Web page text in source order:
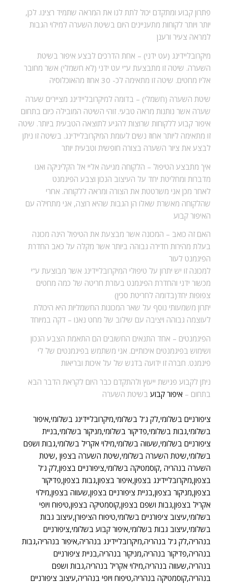
פתרון קבוע ומתקדם יכול לתת לנו את המראה שתמיד רצינו. לכן,
יותר ויותר לקוחות מתעניינים היום בשיטת השערה למילוי הגבות
למראה צעיר ורענן
מיקרובליידינג (עט ידני) – אחת הדרכים לבצע איפור בשיטת
השערה. שיטה זו מתבצעת ע“י עט ידני (לא חשמלי) אשר מחובר
אליו מחטים. שיטה זו מתאימה לכ- 30 אחוז מהאוכלוסיה
שיטת השערה (חשמלי) – בדומה למיקרובליידינג מציירים שערה
שערה אשר נותנות מראה טבעי. זוהי השיטה המובילה כיום בתחום
איפור קבוע ללקוחות שרוצות להגיע לתוצאה הטבעית ביותר. שיטה
זו מתאימה ליותר אחוז נשים לעומת המיקרובליידינג. בשיטה זו ניתן
לבצע את ציור השערה בצורה חופשית וטבעית יותר
איך מתבצע הטיפול – הלקוחה מגיעה אליי אל הקליניקה ואנו
מדברות ומחליטת יחד על העיצוב הנכון וצבע הפיגמנט
לאחר מכן אני משרטטת את הצורה ומראה ללקוחה. אחרי
שהלקוחה מאשרת שאלו הן הגבות שהיא רוצה, אני מתחילה עם
האיפור קבוע
האם זה כואב – המכונה אשר מבצעת את הטיפול הינה מכונה
בעלת מהירות חדירה גבוהה ביותר אשר מקלה על כאב החדרת
הפיגמנט לעור
למכונה זו יש יתרון על טיפולי המיקרובליידינג אשר מבוצעת ע”י
מכשור ידני והחדרת הפיגמנט בעזרת חריטה של כמה מחטים
צפופות יחד(בדומה לחריטת סכין)
יתרון משמעותי נוסף על שאר המכונות החשמליות היא היכולת
לעוצמה גבוהה ויציבה עם שילוב של מחט נאנו – דקה במיוחד
הפיגמנטים – אחד התנאים החשובים הם התאמת הצבע הנכון
ושימוש בפיגמנטים איכותיים. אני משתמש בפיגמנטים של לי
פיגמנט. חברה זו ידועה בדגש של על איכות ובריאות
ניתן לקבוע פגישת ייעוץ ולהתקדם כבר היום לקראת הדבר הבא
בתחום – איפור קבועבשיטת השערה
ציפורניים בשלומי,לק ג’ל בשלומי,מיקרובליידינג בשלומי,איפור
בשלומי,גבות בשלומי,פדיקור בשלומי,מניקור בשלומי,בניית
ציפורניים בשלומי,שעווה בשלומי,מילוי אקריל בשלומי,גבות ושפם
בשלומי,שיטת השערה בשלומי,שיטת השערה בצפון ,שיטת
השערה בנהריה ,קוסמטיקה בשלומי,ציפורניים בצפון,לק ג’ל
בצפון,מיקרובליידינג בצפון,איפור בצפון,גבות בצפון,פדיקור
בצפון,מניקור בצפון,בניית ציפורניים בצפון,שעווה בצפון,מילוי
אקריל בצפון,גבות ושפם בצפון,קוסמטיקה בצפון,טיפוח ויופי
בשלומי,עיצוב ציפורניים בשלומי,טיפוח הציפורן,עיצוב גבות
בשלומי,עיצוב גבות בשלומי,איפור קבוע בשלומי,ציפורניים
בנהריה,לק ג’ל בנהריה,מיקרובליידינג בנהריה,איפור בנהריה,גבות
בנהריה,פדיקור בנהריה,מניקור בנהריה,בניית ציפורניים
בנהריה,שעווה בנהריה,מילוי אקריל בנהריה,גבות ושפם
בנהריה,קוסמטיקה בנהריה,טיפוח ויופי בנהריה,עיצוב ציפורניים